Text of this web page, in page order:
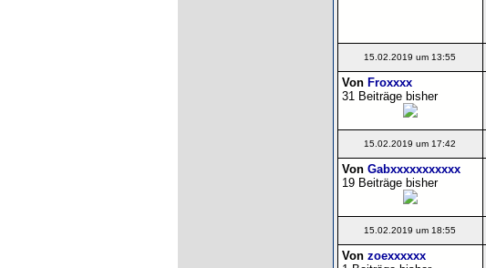
15.02.2019 um 13:55
Von Froxxxx
31 Beiträge bisher
15.02.2019 um 17:42
Von Gabxxxxxxxxxxx
19 Beiträge bisher
15.02.2019 um 18:55
Von zoexxxxxx